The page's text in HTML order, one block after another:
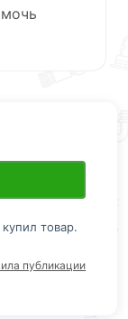
товар.
публикации